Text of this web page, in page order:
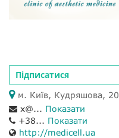
Підписатися
м. Київ, Кудряшова, 20
x@... Показати
+38... Показати
http://medicell.ua